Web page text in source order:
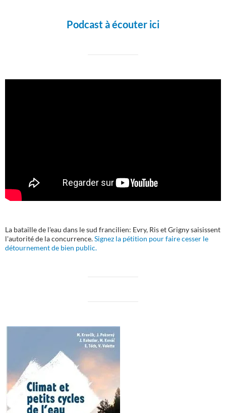
Podcast à écouter ici
La bataille de l'eau dans le sud francilien: Evry, Ris et Grigny saisissent
l'autorité de la concurrence.Signez la pétition pour faire cesser le
détournement de bien public.